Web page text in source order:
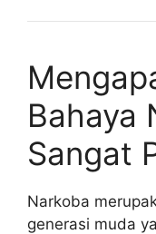
Bahaya
Sangat
Narkoba
generasi muda